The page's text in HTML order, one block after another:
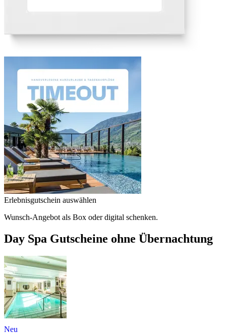
Erlebnisgutschein auswählen
Wunsch-Angebot als Box oder digital schenken.
Day Spa Gutscheine ohne Übernachtung
Neu